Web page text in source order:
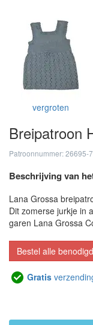
vergroten
Breipatroon
Patroonnummer: 26695-
Beschrijving van
Lana Grossa
Dit zomerse jurkje in
garen Lana Grossa
Bestel alle
Gratis